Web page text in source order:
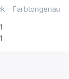
– Farbtongenau